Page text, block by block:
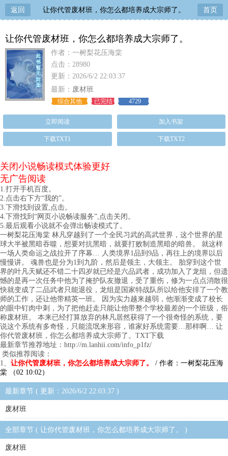
返回 让你代管废材班，你怎么都培养成大宗师了。 首页
让你代管废材班，你怎么都培养成大宗师了。
作者：一树梨花压海棠
点击：28980
更新：2026/6/2 22:03:37
最新： 废材班
综合其他 已完结 4729
立即阅读 加入书架
下载TXT1 下载TXT2
关闭小说畅读模式体验更好
无广告阅读
1.打开手机百度。
2.点击右下方“我的”。
3.下滑找到设置,点击。
4.下滑找到“网页小说畅读服务”,点击关闭。
5.最后观看小说就不会弹出畅读模式了。
一树梨花压海棠 林凡穿越到了一个全民习武的高武世界，这个世界的星
球大半被黑暗吞噬，想要对抗黑暗，就要打败制造黑暗的暗兽。 就这样
一场人类命运之战拉开了序幕… 人类境界1品到9品，再往上的境界以后
慢慢讲。 魂兽也是分为1到九阶，然后是领主，大领主。 胎穿到这个世
界的叶凡天赋还不错二十四岁就已经是六品武者，成功加入了龙组，但遗
憾的是再一次任务中他为了掩护队友撤退，受了重伤，修为一点点消散很
快就变成了二品武者只能退役，龙组是国家特战队所以给他安排了一个教
师的工作，还让他带精英一班。 因为实力越来越弱，他渐渐变成了校长
的眼中钉肉中刺，为了把他赶走只能让他带整个学校最差的一个班级，俗
称废材班。 本来已经打算放弃的林凡居然获得了一个很奇怪的系统，要
说这个系统有多奇怪，只能流氓来形容，谁家好系统需要…那样啊… 让
你代管废材班，你怎么都培养成大宗师了。TXT下载
最新章节推荐地址：http://m.lanhii.com/info_p1fz/
类似推荐阅读：
1、 让你代管废材班，你怎么都培养成大宗师了。
/ 作者：一树梨花压海
棠 （02 10:02）
最新章节 ( 更新：2026/6/2 22:03:37 )
废材班
全部章节 ( 让你代管废材班，你怎么都培养成大宗师了。 )
废材班